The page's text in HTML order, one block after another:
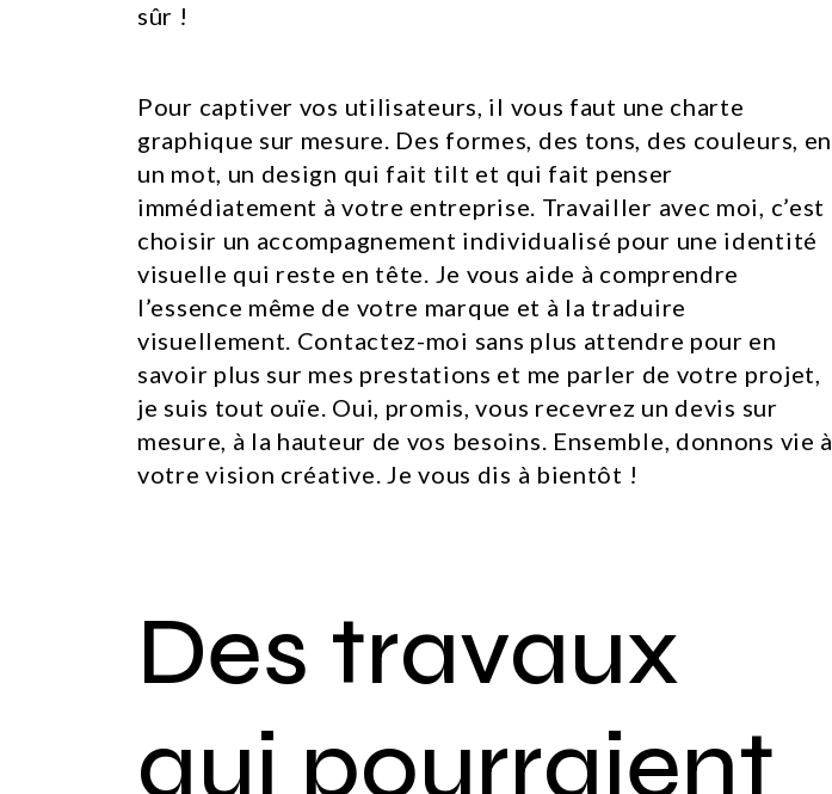
sûr !
Pour captiver vos utilisateurs, il vous faut une charte
graphique sur mesure. Des formes, des tons, des couleurs, en
un mot, un design qui fait tilt et qui fait penser
immédiatement à votre entreprise. Travailler avec moi, c’est
choisir un accompagnement individualisé pour une identité
visuelle qui reste en tête. Je vous aide à comprendre
l’essence même de votre marque et à la traduire
visuellement. Contactez-moi sans plus attendre pour en
savoir plus sur mes prestations et me parler de votre projet,
je suis tout ouïe. Oui, promis, vous recevrez un devis sur
mesure, à la hauteur de vos besoins. Ensemble, donnons vie à
votre vision créative. Je vous dis à bientôt !
Des travaux
qui pourraient